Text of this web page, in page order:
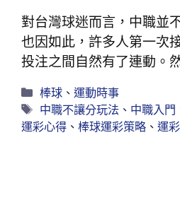
對台灣球迷而言，中職並
也因如此，許多人第一次
投注之間自然有了連動。
棒球、 運動時事
中職不讓分玩法、 中職入門
運彩心得 、 棒球運彩策略 、 運